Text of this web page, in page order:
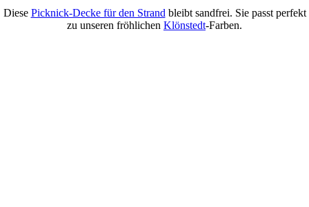
Diese Picknick-Decke für den Strandbleibt sandfrei. Sie passt perfekt
zu unseren fröhlichen Klönstedt-Farben.